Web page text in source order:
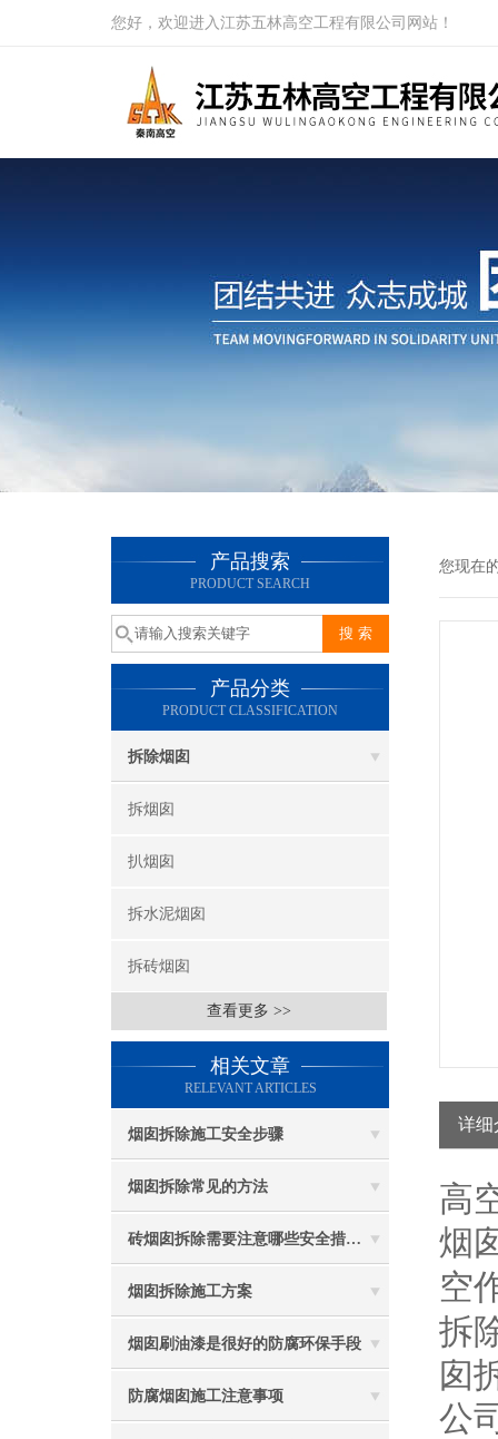
您好，欢迎进入江苏五林高空工程有限公司网站！
产品搜索
PRODUCT SEARCH
产品分类
PRODUCT CLASSIFICATION
拆除烟囱
拆烟囱
扒烟囱
拆水泥烟囱
拆砖烟囱
查看更多 >>
相关文章
RELEVANT ARTICLES
烟囱拆除施工安全步骤
烟囱拆除常见的方法
砖烟囱拆除需要注意哪些安全措施？
烟囱拆除施工方案
烟囱刷油漆是很好的防腐环保手段
防腐烟囱施工注意事项
您现在
详细
高
烟
空
拆
囱
公